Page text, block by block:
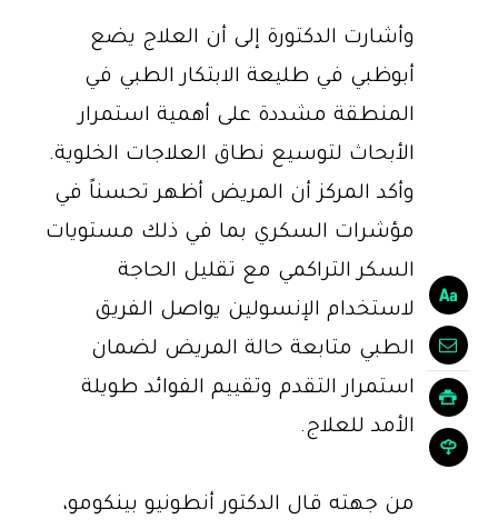
وأشارت الدكتورة إلى أن العلاج يضع
أبوظبي في طليعة الابتكار الطبي في
المنطقة مشددة على أهمية استمرار
الأبحاث لتوسيع نطاق العلاجات الخلوية.
وأكد المركز أن المريض أظهر تحسناً في
مؤشرات السكري بما في ذلك مستويات
السكر التراكمي مع تقليل الحاجة
لاستخدام الإنسولين يواصل الفريق
الطبي متابعة حالة المريض لضمان
استمرار التقدم وتقييم الفوائد طويلة
الأمد للعلاج.
من جهته قال الدكتور أنطونيو بينكومو،